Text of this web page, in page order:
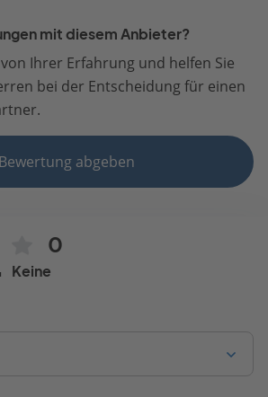
mit diesem Anbieter?
Ihrer Erfahrung und helfen Sie
bei der Entscheidung für einen
Bewertung abgeben
0
Keine